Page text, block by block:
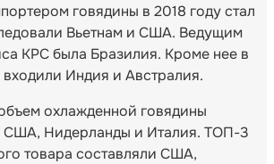
говядины в 2018 году стал
Вьетнам и США. Ведущим
КРС была Бразилия. Кроме нее в
Индия и Австралия.
охлажденной говядины
США, Нидерланды и Италия. ТОП-3
товара составляли США,